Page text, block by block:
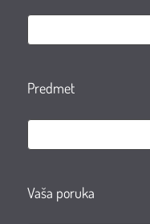
Predmet
Vaša poruka